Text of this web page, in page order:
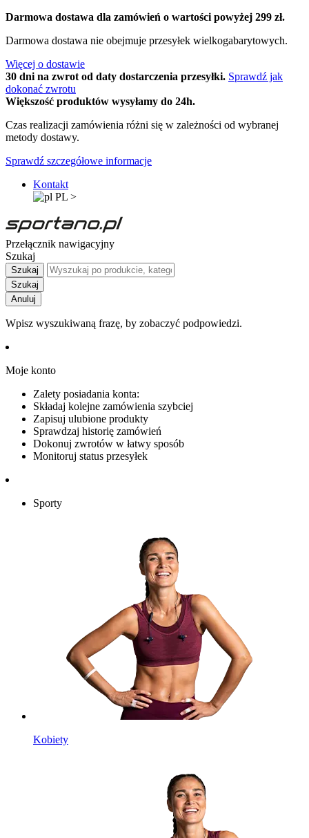
Darmowa dostawa dla zamówień o wartości powyżej 299 zł.
Darmowa dostawa nie obejmuje przesyłek wielkogabarytowych.
Więcej o dostawie
30 dni na zwrot od daty dostarczenia przesyłki. Sprawdź jak
dokonać zwrotu
Większość produktów wysyłamy do 24h.
Czas realizacji zamówienia różni się w zależności od wybranej
metody dostawy.
Sprawdź szczegółowe informacje
Kontakt
PL >
Przełącznik nawigacyjny
Szukaj
Szukaj
Szukaj
Anuluj
Wpisz wyszukiwaną frazę, by zobaczyć podpowiedzi.
Moje konto
Zalety posiadania konta:
Składaj kolejne zamówienia szybciej
Zapisuj ulubione produkty
Sprawdzaj historię zamówień
Dokonuj zwrotów w łatwy sposób
Monitoruj status przesyłek
Sporty
Kobiety